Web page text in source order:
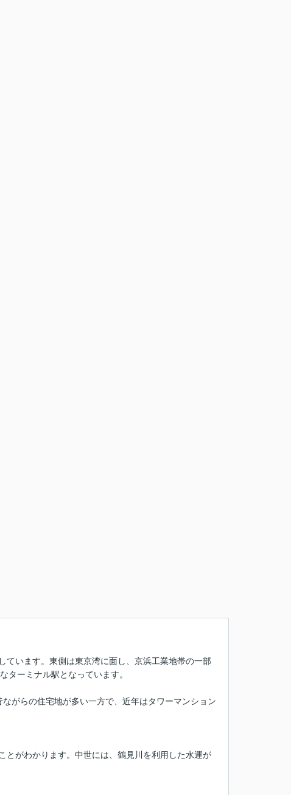
ています。東側は東京湾に面し、京浜工業地帯の一部
ターミナル駅となっています。
がらの住宅地が多い一方で、近年はタワーマンション
とがわかります。中世には、鶴見川を利用した水運が